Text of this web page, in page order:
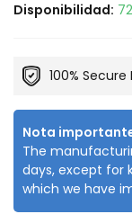
Disponibilidad:
100%
Nota
The
days, except for
which we have